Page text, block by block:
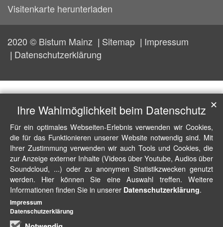
Visitenkarte herunterladen
2020 © Bistum Mainz Sitemap
Impressum
Datenschutzerklärung
Ihre Wahlmöglichkeit beim Datenschutz
Für ein optimales Webseiten-Erlebnis verwenden wir Cookies,
die für das Funktionieren unserer Website notwendig sind. Mit
Ihrer Zustimmung verwenden wir auch Tools und Cookies, die
zur Anzeige externer Inhalte (Videos über Youtube, Audios über
Soundcloud, ...) oder zu anonymen Statistikzwecken genutzt
werden. Hier können Sie eine Auswahl treffen. Weitere
Informationen finden Sie in unserer Datenschutzerklärung.
✕
Impressum
Datenschutzerklärung